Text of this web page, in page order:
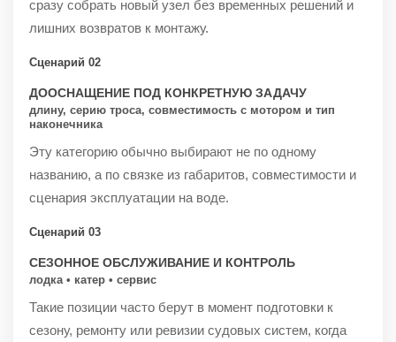
сразу собрать новый узел без временных решений и
лишних возвратов к монтажу.
Сценарий 02
ДООСНАЩЕНИЕ ПОД КОНКРЕТНУЮ ЗАДАЧУ
длину, серию троса, совместимость с мотором и тип
наконечника
Эту категорию обычно выбирают не по одному
названию, а по связке из габаритов, совместимости и
сценария эксплуатации на воде.
Сценарий 03
СЕЗОННОЕ ОБСЛУЖИВАНИЕ И КОНТРОЛЬ
лодка • катер • сервис
Такие позиции часто берут в момент подготовки к
сезону, ремонту или ревизии судовых систем, когда